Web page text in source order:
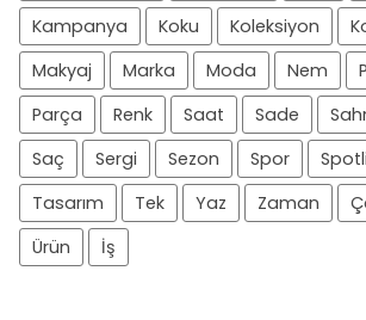
Kampanya
Koku Koleksiyon
Makyaj
Marka Moda Nem
Parça
Renk Saat Sade
Saç
Sergi Sezon Spor
Tasarım
Tek Yaz Zaman
Ürün
İş